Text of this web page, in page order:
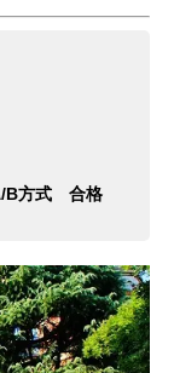
B方式 合格